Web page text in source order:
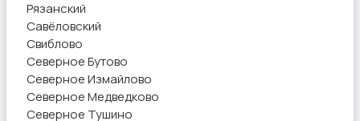
Рязанский
Савёловский
Свиблово
Северное Бутово
Северное Измайлово
Северное Медведково
Северное Тушино